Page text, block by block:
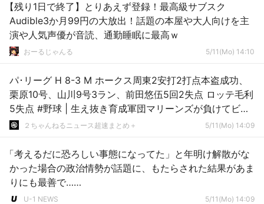
【残り1日で終了】とりあえず登録！最高級サブスク
Audible3か月99円の大放出！話題の本屋や大人向けを主
演や人気声優が音読、通勤睡眠に最高ｗ
おーるじゃんる 5/11(Mo) 14:10
パ･リーグ H 8-3 M ホークス周東2安打2打点本盗成功、
栗原10号、山川9号3ラン、前田悠伍5回2失点 ロッテ毛利
5失点 #野球 | 生え抜き育成軍団マリーンズが負けてビー
ルがマズい
２ちゃんねるニュース超速まとめ＋ 5/11(Mo) 14:09
「考えるだに恐ろしい事態になってた」と年明け解散がな
かった場合の政治情勢が話題に、もたらされた結果があま
りにも最善で……
U-1 NEWS 5/11(Mo) 14:09